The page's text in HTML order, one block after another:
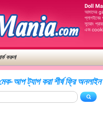
Doll
আমাদের
প্লাগইনের
সুতরাং
এবং
করুন!
আপ ট্যাগ করা শীর্ষ ফ্রি